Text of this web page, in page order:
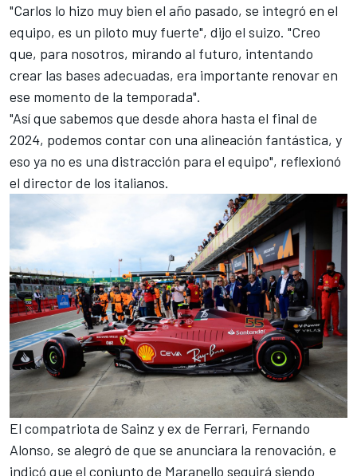
"Carlos lo hizo muy bien el año pasado, se integró en el
equipo, es un piloto muy fuerte", dijo el suizo. "Creo
que, para nosotros, mirando al futuro, intentando
crear las bases adecuadas, era importante renovar en
ese momento de la temporada".
"Así que sabemos que desde ahora hasta el final de
2024, podemos contar con una alineación fantástica, y
eso ya no es una distracción para el equipo", reflexionó
el director de los italianos.
El compatriota de Sainz y ex de Ferrari, Fernando
Alonso, se alegró de que se anunciara la renovación, e
indicó que el conjunto de Maranello seguirá siendo